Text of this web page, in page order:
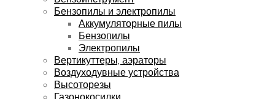
Бензопилы и электропилы
Аккумуляторные пилы
Бензопилы
Электропилы
Вертикуттеры, аэраторы
Воздуходувные устройства
Высоторезы
Газонокосилки